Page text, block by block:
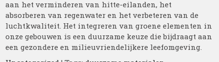
aan het verminderen van hitte-eilanden, het
absorberen van regenwater en het verbeteren van de
luchtkwaliteit. Het integreren van groene elementen in
onze gebouwen is een duurzame keuze die bijdraagt aan
een gezondere en milieuvriendelijkere leefomgeving.